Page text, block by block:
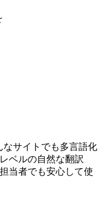
サイトでも多言語化
ベルの自然な翻訳
当者でも安心して使